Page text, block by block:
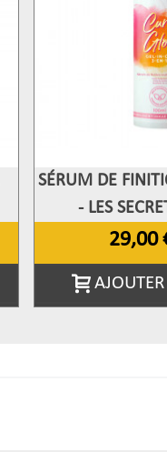
Afficher Plus
SÉRUM DE
- LES
29,00